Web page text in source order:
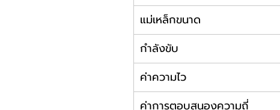
แม่เหล็กขนาด
กำลังขับ
ค่าความไว
ค่าการตอบสนองความถี่